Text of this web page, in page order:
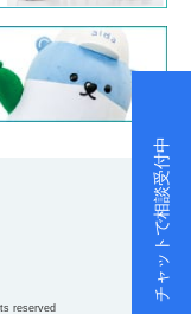
reserved
チャットで相談受付中